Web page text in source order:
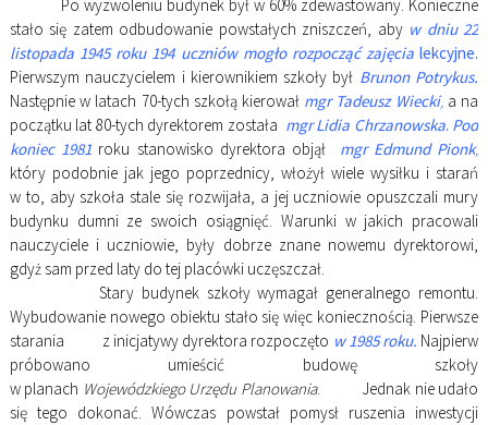
Po wyzwoleniu budynek był w 60% zdewastowany. Konieczne
stało się zatem odbudowanie powstałych zniszczeń, aby w dniu 22
listopada 1945 roku 194 uczniów mogło rozpocząć zajęcialekcyjne.
Pierwszym nauczycielem i kierownikiem szkoły był Brunon Potrykus.
Następnie w latach 70-tych szkołą kierował mgr Tadeusz Wiecki,a na
początku lat 80-tych dyrektorem została mgr Lidia Chrzanowska. Pod
koniec 1981 roku stanowisko dyrektora objął mgr Edmund Pionk,
który podobnie jak jego poprzednicy, włożył wiele wysiłku i starań
w to, aby szkoła stale się rozwijała, a jej uczniowie opuszczali mury
budynku dumni ze swoich osiągnięć. Warunki w jakich pracowali
nauczyciele i uczniowie, były dobrze znane nowemu dyrektorowi,
gdyż sam przed laty do tej placówki uczęszczał.
Stary budynek szkoły wymagał generalnego remontu.
Wybudowanie nowego obiektu stało się więc koniecznością. Pierwsze
starania z inicjatywy dyrektora rozpoczęto w 1985 roku. Najpierw
próbowano umieścić budowę szkoły
w planach Wojewódzkiego Urzędu Planowania. Jednak nie udało
się tego dokonać. Wówczas powstał pomysł ruszenia inwestycji